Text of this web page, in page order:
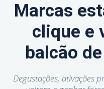
Marcas
clique e
balcão
Degustações, ativações